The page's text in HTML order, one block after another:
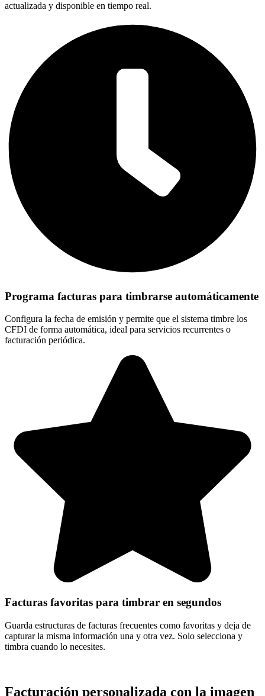
actualizada y disponible en tiempo real.
Programa facturas para timbrarse automáticamente
Configura la fecha de emisión y permite que el sistema timbre los
CFDI de forma automática, ideal para servicios recurrentes o
facturación periódica.
Facturas favoritas para timbrar en segundos
Guarda estructuras de facturas frecuentes como favoritas y deja de
capturar la misma información una y otra vez. Solo selecciona y
timbra cuando lo necesites.
Facturación personalizada con la imagen